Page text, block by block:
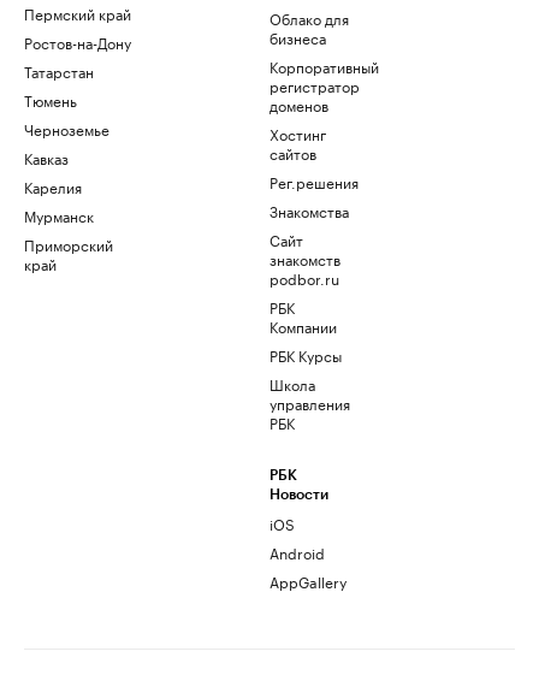
Пермский край
Ростов-на-Дону
Татарстан
Тюмень
Черноземье
Кавказ
Карелия
Мурманск
Приморский
край
Облако для
бизнеса
Корпоративный
регистратор
доменов
Хостинг
сайтов
Рег.решения
Знакомства
Сайт
знакомств
podbor.ru
РБК
Компании
РБК Курсы
Школа
управления
РБК
РБК
Новости
iOS
Android
AppGallery